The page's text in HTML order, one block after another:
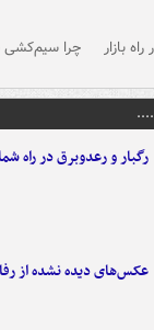
بازار چرا
رگبار و رعدوبرق در راه
عکس‌های دیده نشده از